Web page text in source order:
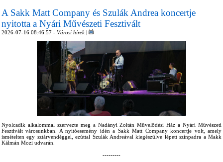
A Sakk Matt Company és Szulák Andrea koncertje
nyitotta a Nyári Művészeti Fesztivált
2026-07-16 08:46:57 - Városi hírek |
Nyolcadik alkalommal szervezte meg a Nadányi Zoltán Művelődési Ház a Nyári Művészeti
Fesztivált városunkban. A nyitóesemény idén a Sakk Matt Company koncertje volt, amely
ismételten egy sztárvendéggel, ezúttal Szulák Andreával kiegészülve lépett színpadra a Makk
Kálmán Mozi udvarán.
---------